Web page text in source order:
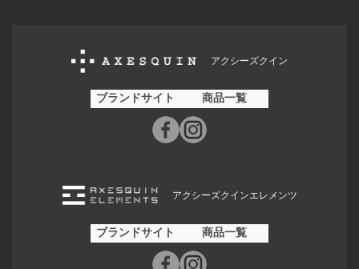
アクシーズクイン
ブランドサイト 商品一覧
アクシーズクインエレメンツ
ブランドサイト 商品一覧